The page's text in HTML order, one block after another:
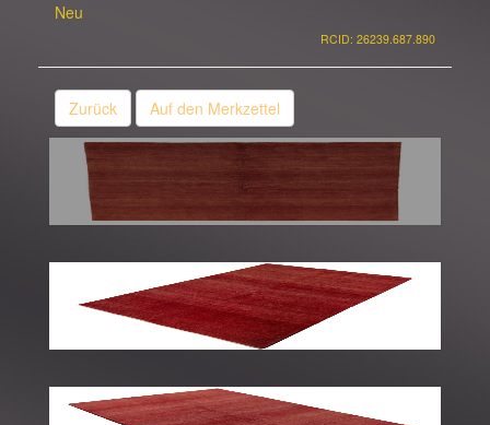
Neu
RCID: 26239.687.890
Zurück Auf den Merkzettel